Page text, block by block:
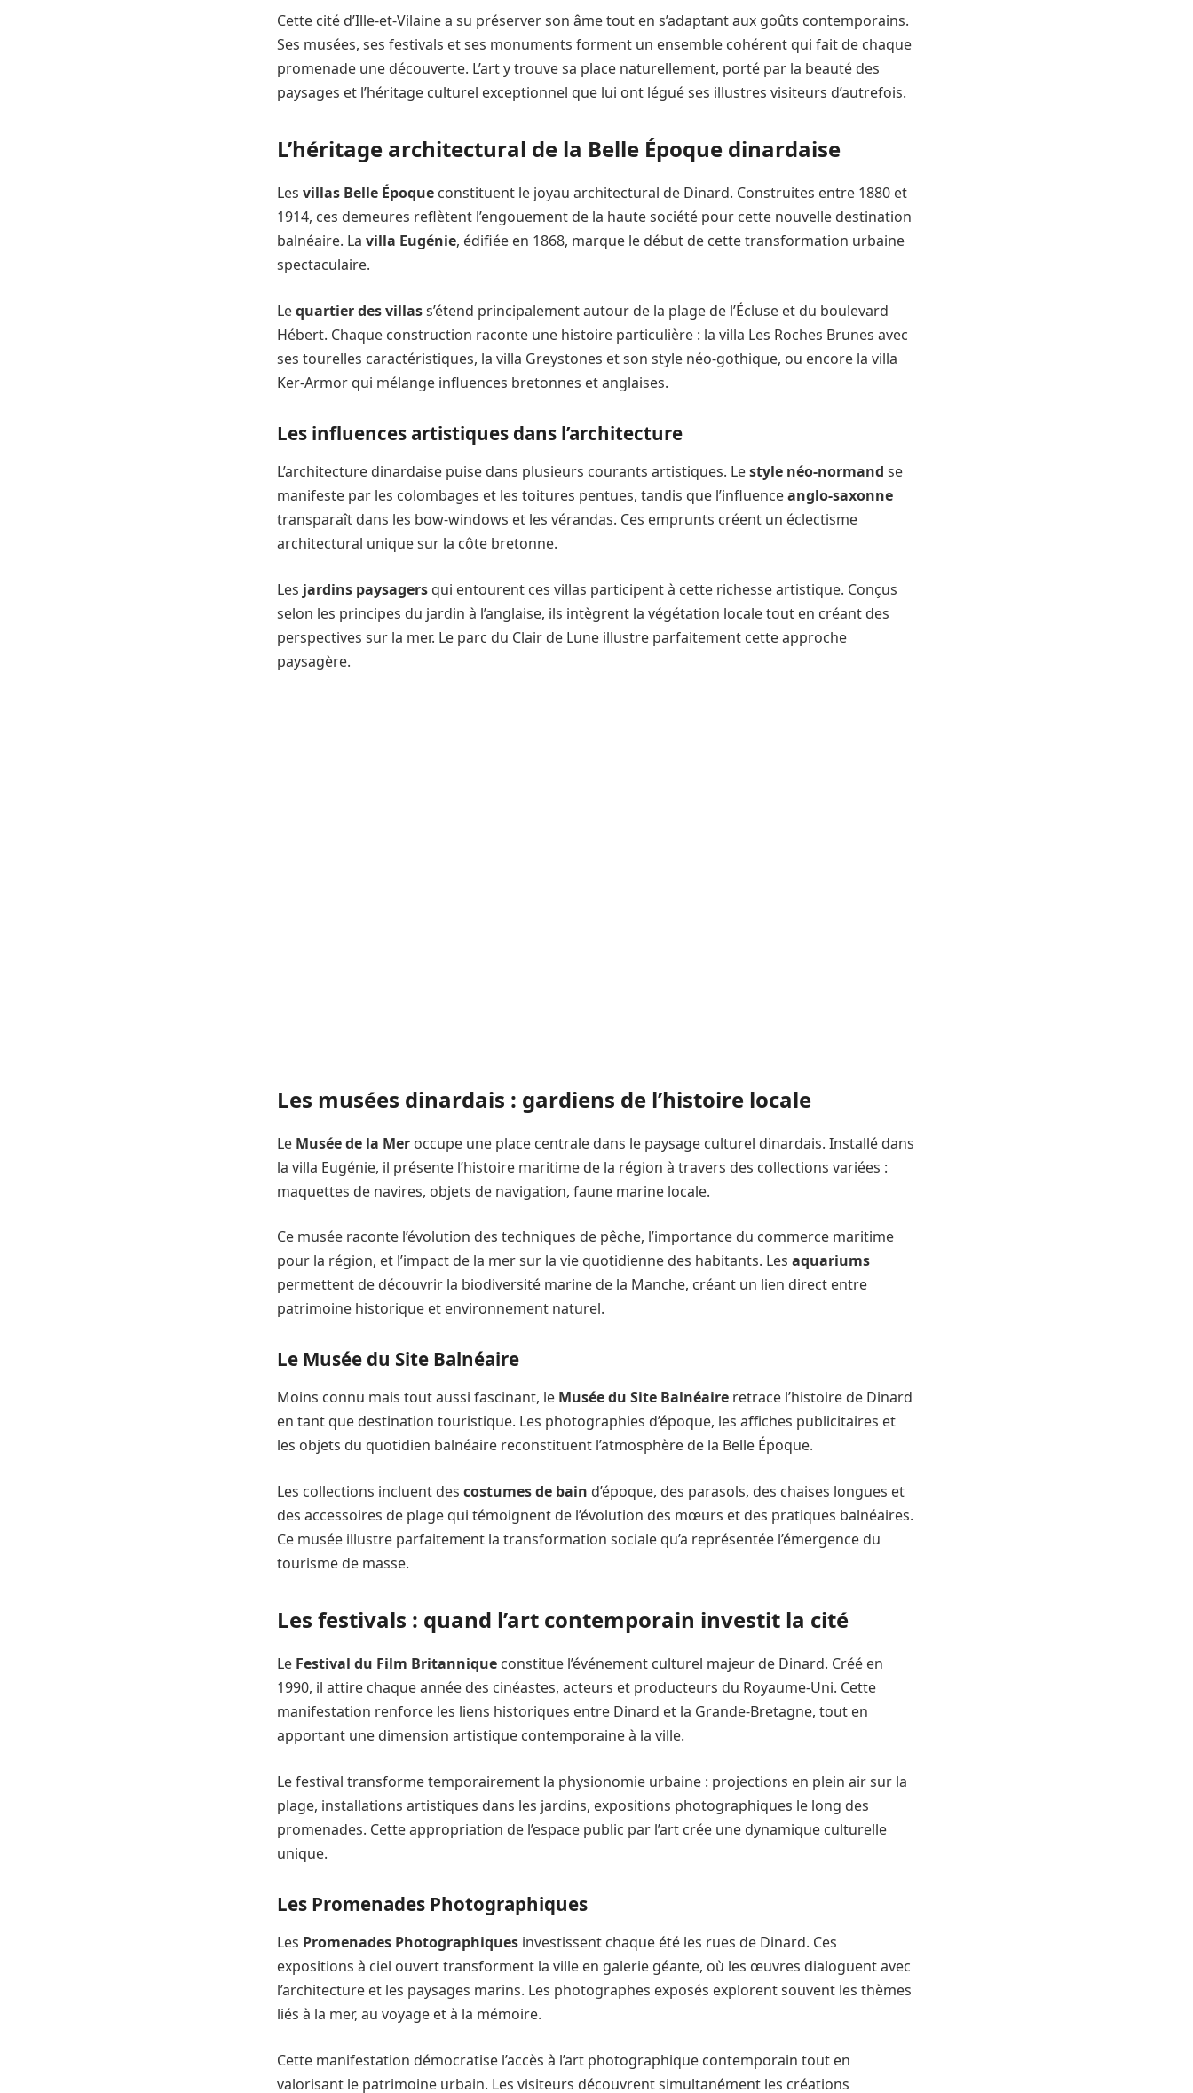
Cette cité d’Ille-et-Vilaine a su préserver son âme tout en s’adaptant aux goûts contemporains.
Ses musées, ses festivals et ses monuments forment un ensemble cohérent qui fait de chaque
promenade une découverte. L’art y trouve sa place naturellement, porté par la beauté des
paysages et l’héritage culturel exceptionnel que lui ont légué ses illustres visiteurs d’autrefois.
L’héritage architectural de la Belle Époque dinardaise
Les villas Belle Époque constituent le joyau architectural de Dinard. Construites entre 1880 et
1914, ces demeures reflètent l’engouement de la haute société pour cette nouvelle destination
balnéaire. La villa Eugénie, édifiée en 1868, marque le début de cette transformation urbaine
spectaculaire.
Lequartier des villass’étend principalement autour de la plage de l’Écluse et du boulevard
Hébert. Chaque construction raconte une histoire particulière : la villa Les Roches Brunes avec
ses tourelles caractéristiques, la villa Greystones et son style néo-gothique, ou encore la villa
Ker-Armor qui mélange influences bretonnes et anglaises.
Les influences artistiques dans l’architecture
L’architecture dinardaise puise dans plusieurs courants artistiques. Lestyle néo-normand se
manifeste par les colombages et les toitures pentues, tandis que l’influenceanglo-saxonne
transparaît dans les bow-windows et les vérandas. Ces emprunts créent un éclectisme
architectural unique sur la côte bretonne.
Les jardins paysagers qui entourent ces villas participent à cette richesse artistique. Conçus
selon les principes du jardin à l’anglaise, ils intègrent la végétation locale tout en créant des
perspectives sur la mer. Le parc du Clair de Lune illustre parfaitement cette approche
paysagère.
Les musées dinardais : gardiens de l’histoire locale
Le Musée de la Mer occupe une place centrale dans le paysage culturel dinardais. Installé dans
la villa Eugénie, il présente l’histoire maritime de la région à travers des collections variées :
maquettes de navires, objets de navigation, faune marine locale.
Ce musée raconte l’évolution des techniques de pêche, l’importance du commerce maritime
pour la région, et l’impact de la mer sur la vie quotidienne des habitants. Les aquariums
permettent de découvrir la biodiversité marine de la Manche, créant un lien direct entre
patrimoine historique et environnement naturel.
Le Musée du Site Balnéaire
Moins connu mais tout aussi fascinant, le Musée du Site Balnéaire retrace l’histoire de Dinard
en tant que destination touristique. Les photographies d’époque, les affiches publicitaires et
les objets du quotidien balnéaire reconstituent l’atmosphère de la Belle Époque.
Les collections incluent des costumes de bain d’époque, des parasols, des chaises longues et
des accessoires de plage qui témoignent de l’évolution des mœurs et des pratiques balnéaires.
Ce musée illustre parfaitement la transformation sociale qu’a représentée l’émergence du
tourisme de masse.
Les festivals : quand l’art contemporain investit la cité
Le Festival du Film Britannique constitue l’événement culturel majeur de Dinard. Créé en
1990, il attire chaque année des cinéastes, acteurs et producteurs du Royaume-Uni. Cette
manifestation renforce les liens historiques entre Dinard et la Grande-Bretagne, tout en
apportant une dimension artistique contemporaine à la ville.
Le festival transforme temporairement la physionomie urbaine : projections en plein air sur la
plage, installations artistiques dans les jardins, expositions photographiques le long des
promenades. Cette appropriation de l’espace public par l’art crée une dynamique culturelle
unique.
Les Promenades Photographiques
Les Promenades Photographiques investissent chaque été les rues de Dinard. Ces
expositions à ciel ouvert transforment la ville en galerie géante, où les œuvres dialoguent avec
l’architecture et les paysages marins. Les photographes exposés explorent souvent les thèmes
liés à la mer, au voyage et à la mémoire.
Cette manifestation démocratise l’accès à l’art photographique contemporain tout en
valorisant le patrimoine urbain. Les visiteurs découvrent simultanément les créations